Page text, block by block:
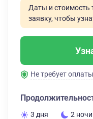
Даты и стоимость
заявку, чтобы
Не требует
3 дня 2 ночи